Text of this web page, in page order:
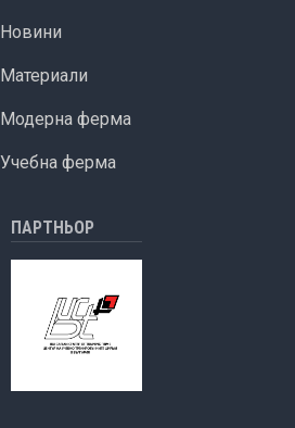
2014-
Новини
Материали
Модерна ферма
Учебна ферма
ПАРТНЬОР